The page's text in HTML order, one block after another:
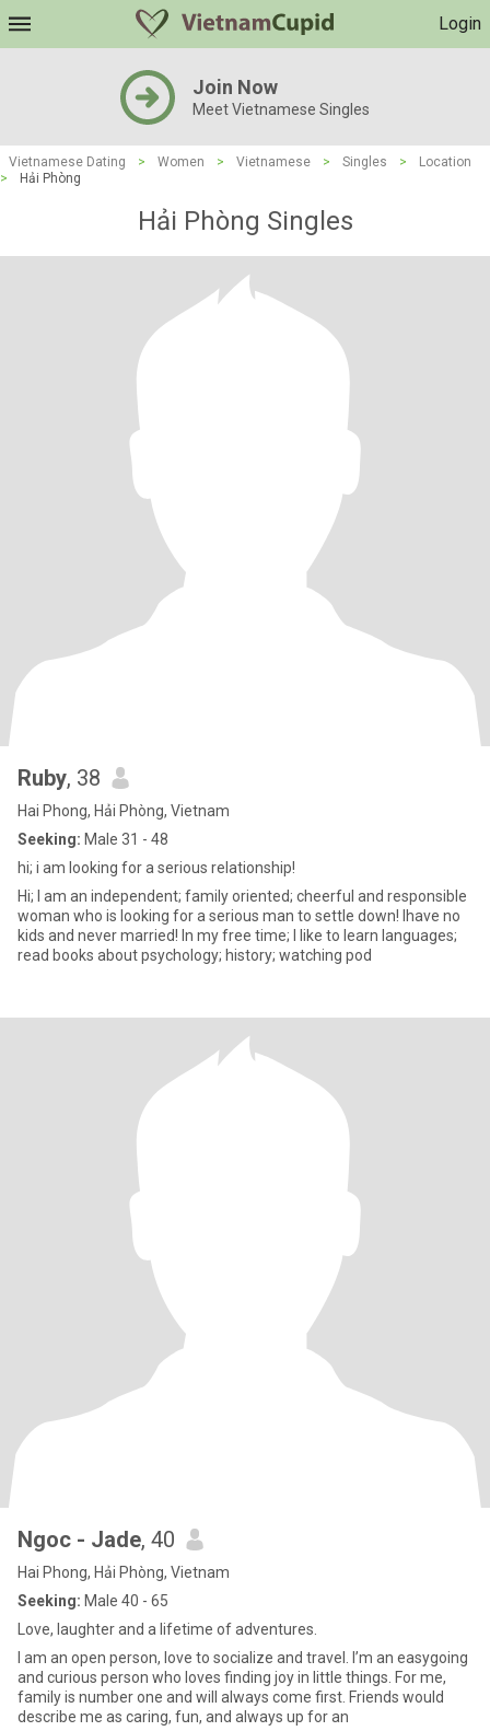
Login
Join Now
Meet Vietnamese Singles
Vietnamese Dating > Women > Vietnamese > Singles >
Location
>
Hải Phòng
Hải Phòng Singles
Ruby, 38
Hai Phong, Hải Phòng, Vietnam
Seeking: Male 31 - 48
hi; i am looking for a serious relationship!
Hi; I am an independent; family oriented; cheerful and responsible
woman who is looking for a serious man to settle down! Ihave no
kids and never married! In my free time; I like to learn languages;
read books about psychology; history; watching pod
Ngoc - Jade, 40
Hai Phong, Hải Phòng, Vietnam
Seeking: Male 40 - 65
Love, laughter and a lifetime of adventures.
I am an open person, love to socialize and travel. I’m an easygoing
and curious person who loves finding joy in little things. For me,
family is number one and will always come first. Friends would
describe me as caring, fun, and always up for an